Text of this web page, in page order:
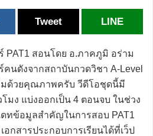
Tweet LINE
สอนโดย อ.ภาคภูมิ อร่าม
นดังจากสถาบันกวดวิชา A-Level
ด้วยคุณภาพครับ วีดีโอชุดนี้มี
มง แบ่งออกเป็น 4 ตอนจบ ในช่วง
ทข้อมูลสำคัญในการสอบ PAT1
อกสารประกอบการเรียนได้ที่เว็ป